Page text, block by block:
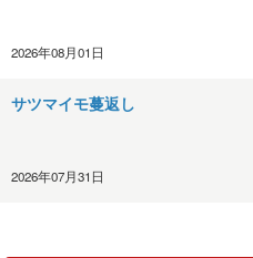
2026年08月01日
サツマイモ蔓返し
2026年07月31日